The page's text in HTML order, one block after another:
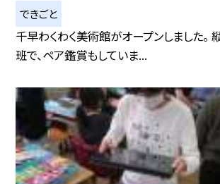
できごと
千早わくわく美術館がオープンしました。
班で、ペア鑑賞もしていま...